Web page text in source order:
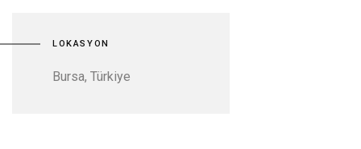
LOKASYON
Bursa, Türkiye